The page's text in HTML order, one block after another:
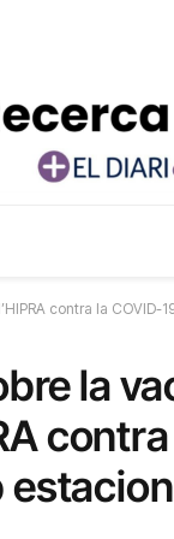
contra la COVID-
la